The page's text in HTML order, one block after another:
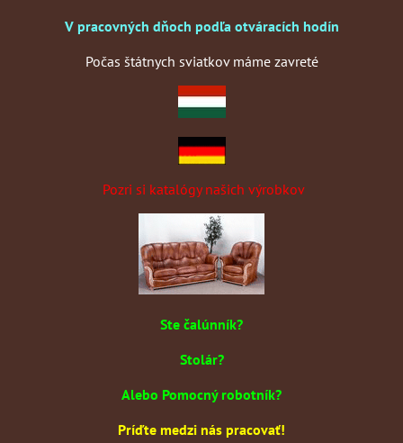
V pracovných dňoch podľa otváracích hodín
Počas štátnych sviatkov máme zavreté
Pozri si katalógy našich výrobkov
Ste čalúnník?
Stolár?
Alebo Pomocný robotník?
Príďte medzi nás pracovať!